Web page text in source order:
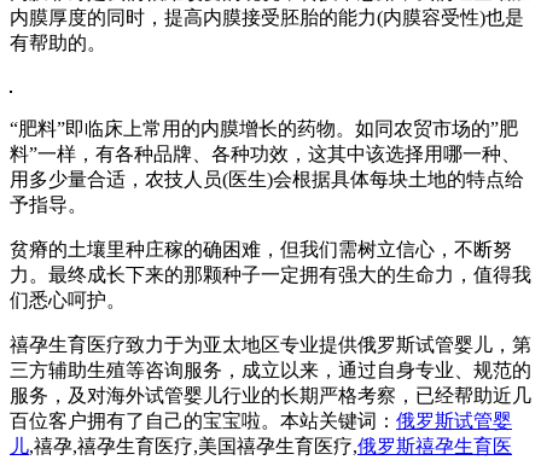
内膜厚度的同时，提高内膜接受胚胎的能力(内膜容受性)也是
有帮助的。
“肥料”即临床上常用的内膜增长的药物。如同农贸市场的”肥
料”一样，有各种品牌、各种功效，这其中该选择用哪一种、
用多少量合适，农技人员(医生)会根据具体每块土地的特点给
予指导。
贫瘠的土壤里种庄稼的确困难，但我们需树立信心，不断努
力。最终成长下来的那颗种子一定拥有强大的生命力，值得我
们悉心呵护。
禧孕生育医疗致力于为亚太地区专业提供俄罗斯试管婴儿，第
三方辅助生殖等咨询服务，成立以来，通过自身专业、规范的
服务，及对海外试管婴儿行业的长期严格考察，已经帮助近几
百位客户拥有了自己的宝宝啦。本站关键词： 俄罗斯试管婴
儿,禧孕,禧孕生育医疗,美国禧孕生育医疗,俄罗斯禧孕生育医